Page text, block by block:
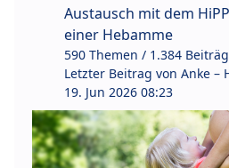
Austausch mit dem
einer Hebamme
590 Themen / 1.384
Letzter Beitrag von Anke –
19. Jun 2026 08:23